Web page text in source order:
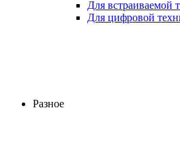
Для встраиваемой
Для цифровой
Разное